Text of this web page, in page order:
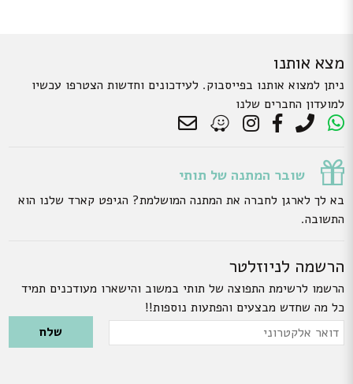
מצא אותנו
ניתן למצוא אותנו בפייסבוק. לעידכונים וחדשות הצטרפו עכשיו
למועדון החברים שלנו
שובר המתנה של תותי
בא לך לארגן לחברה את המתנה המושלמת? הגיפט קארד שלנו הוא
התשובה.
הרשמה לניוזלטר
הרשמו לרשימת התפוצה של תותי במשוב והישארו מעודכנים תמיד
כל מה שחדש מבצעים והפתעות נוספות!!
Please leave this field empty.
דואר